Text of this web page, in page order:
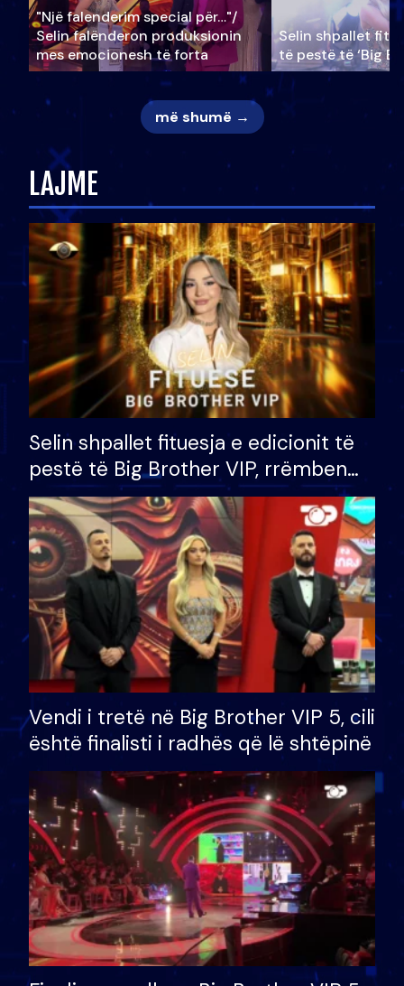
"Një falenderim special për…"/
Selin falënderon produksionin
mes emocionesh të forta
Selin shpallet
të pestë të ‘Big
më shumë →
LAJME
Selin shpallet fituesja e edicionit të
pestë të Big Brother VIP, rrëmben
çmimin e madh prej 100 mijë eurosh
Vendi i tretë në Big Brother VIP 5, cili
është finalisti i radhës që lë shtëpinë